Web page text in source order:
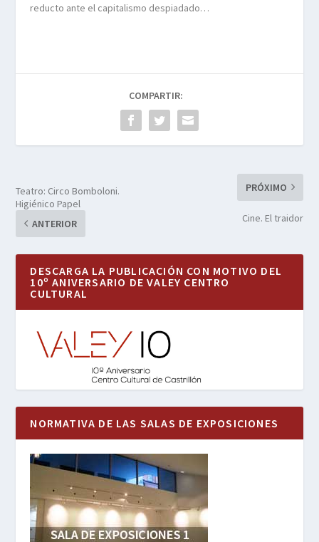
reducto ante el capitalismo despiadado…
COMPARTIR:
Teatro: Circo Bomboloni.
Higiénico Papel
ANTERIOR
PRÓXIMO
Cine. El traidor
DESCARGA LA PUBLICACIÓN CON MOTIVO DEL
10º ANIVERSARIO DE VALEY CENTRO
CULTURAL
NORMATIVA DE LAS SALAS DE EXPOSICIONES